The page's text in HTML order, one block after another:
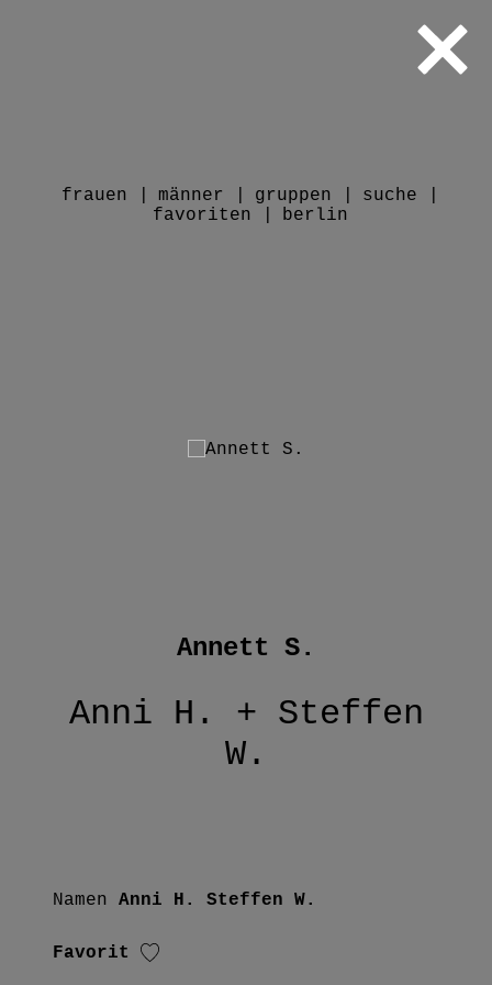
frauen männer gruppen
suche
favoriten
berlin
Anni H. + Steffen
W.
Namen Anni H. Steffen W.
Favorit
Annett S.